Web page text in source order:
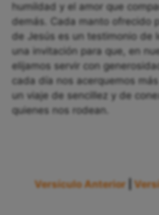
humildad y el amor que
demás. Cada manto ofrecido
de Jesús es un testimonio de
una invitación para que, en
elijamos servir con
cada día nos acerquemos
un viaje de sencillez y de
quienes nos rodean.
Versículo Anterior